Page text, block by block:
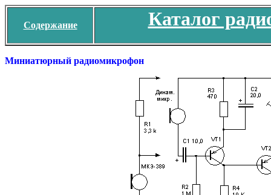
Содержание Каталог
Миниатюрный радиомикрофон